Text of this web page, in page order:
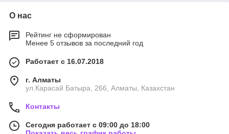
О нас
Рейтинг не сформирован
Менее 5 отзывов за последний год
Работает с 16.07.2018
г. Алматы
ул.Карасай Батыра, 266, Алматы, Казахстан
Контакты
Сегодня работает с 09:00 до 18:00